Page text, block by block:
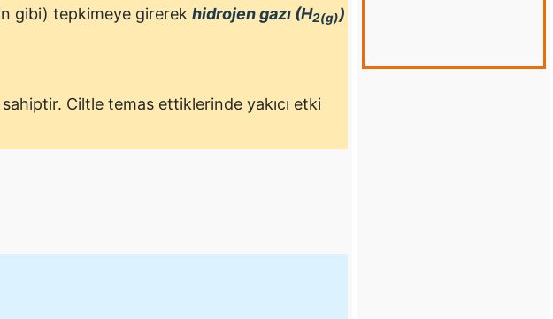
gibi) tepkimeye girerek hidrojen gazı (H2(g))
Ciltle temas ettiklerinde yakıcı etki